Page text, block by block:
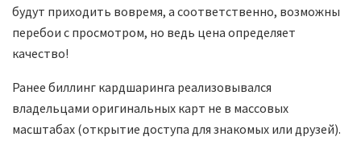
будут приходить вовремя, а соответственно, возможны
перебои с просмотром, но ведь цена определяет
качество!
Ранее биллинг кардшаринга реализовывался
владельцами оригинальных карт не в массовых
масштабах (открытие доступа для знакомых или друзей).